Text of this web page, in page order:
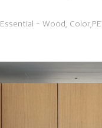
Essential - Wood,